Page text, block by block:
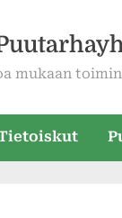
mukaan